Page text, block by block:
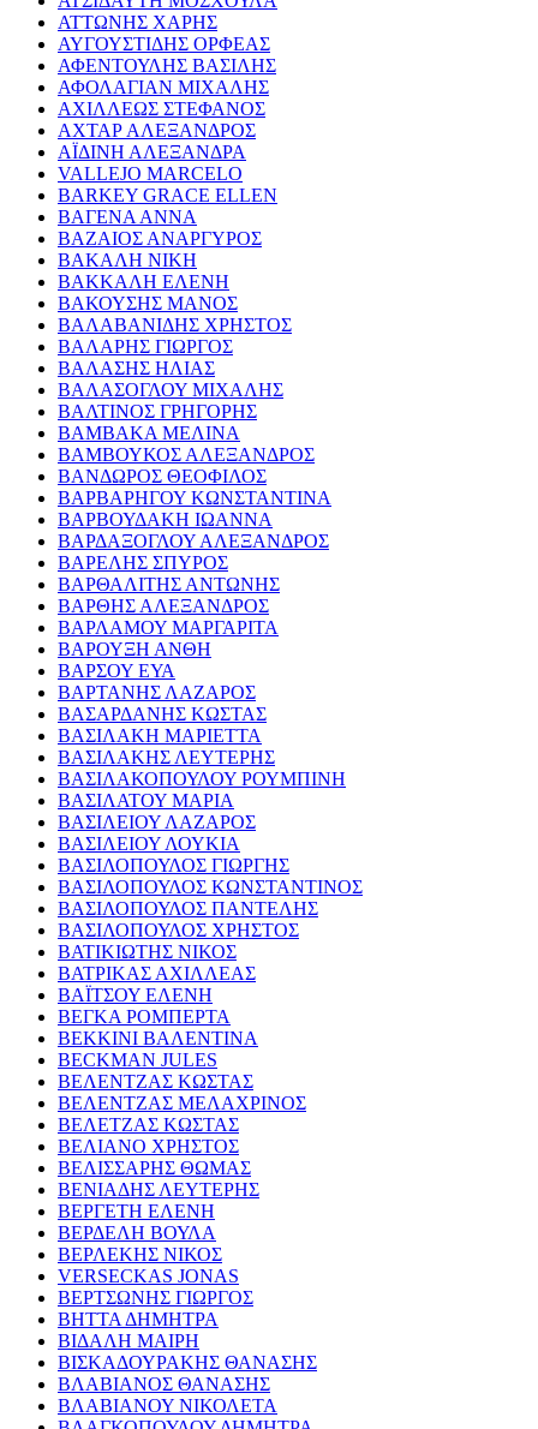
ΑΤΤΩΝΗΣ ΧΑΡΗΣ
ΑΥΓΟΥΣΤΙΔΗΣ ΟΡΦΕΑΣ
ΑΦΕΝΤΟΥΛΗΣ ΒΑΣΙΛΗΣ
ΑΦΟΛΑΓΙΑΝ ΜΙΧΑΛΗΣ
ΑΧΙΛΛΕΩΣ ΣΤΕΦΑΝΟΣ
ΑΧΤΑΡ ΑΛΕΞΑΝΔΡΟΣ
ΑΪΔΙΝΗ ΑΛΕΞΑΝΔΡΑ
VALLEJO MARCELO
BARKEY GRACE ELLEN
ΒΑΓΕΝΑ ΑΝΝΑ
ΒΑΖΑΙΟΣ ΑΝΑΡΓΥΡΟΣ
ΒΑΚΑΛΗ ΝΙΚΗ
ΒΑΚΚΑΛΗ ΕΛΕΝΗ
ΒΑΚΟΥΣΗΣ ΜΑΝΟΣ
ΒΑΛΑΒΑΝΙΔΗΣ ΧΡΗΣΤΟΣ
ΒΑΛΑΡΗΣ ΓΙΩΡΓΟΣ
ΒΑΛΑΣΗΣ ΗΛΙΑΣ
ΒΑΛΑΣΟΓΛΟΥ ΜΙΧΑΛΗΣ
ΒΑΛΤΙΝΟΣ ΓΡΗΓΟΡΗΣ
ΒΑΜΒΑΚΑ ΜΕΛΙΝΑ
ΒΑΜΒΟΥΚΟΣ ΑΛΕΞΑΝΔΡΟΣ
ΒΑΝΔΩΡΟΣ ΘΕΟΦΙΛΟΣ
ΒΑΡΒΑΡΗΓΟΥ ΚΩΝΣΤΑΝΤΙΝΑ
ΒΑΡΒΟΥΔΑΚΗ ΙΩΑΝΝΑ
ΒΑΡΔΑΞΟΓΛΟΥ ΑΛΕΞΑΝΔΡΟΣ
ΒΑΡΕΛΗΣ ΣΠΥΡΟΣ
ΒΑΡΘΑΛΙΤΗΣ ΑΝΤΩΝΗΣ
ΒΑΡΘΗΣ ΑΛΕΞΑΝΔΡΟΣ
ΒΑΡΛΑΜΟΥ ΜΑΡΓΑΡΙΤΑ
ΒΑΡΟΥΞΗ ΑΝΘΗ
ΒΑΡΣΟΥ ΕΥΑ
ΒΑΡΤΑΝΗΣ ΛΑΖΑΡΟΣ
ΒΑΣΑΡΔΑΝΗΣ ΚΩΣΤΑΣ
ΒΑΣΙΛΑΚΗ ΜΑΡΙΕΤΤΑ
ΒΑΣΙΛΑΚΗΣ ΛΕΥΤΕΡΗΣ
ΒΑΣΙΛΑΚΟΠΟΥΛΟΥ ΡΟΥΜΠΙΝΗ
ΒΑΣΙΛΑΤΟΥ ΜΑΡΙΑ
ΒΑΣΙΛΕΙΟΥ ΛΑΖΑΡΟΣ
ΒΑΣΙΛΕΙΟΥ ΛΟΥΚΙΑ
ΒΑΣΙΛΟΠΟΥΛΟΣ ΓΙΩΡΓΗΣ
ΒΑΣΙΛΟΠΟΥΛΟΣ ΚΩΝΣΤΑΝΤΙΝΟΣ
ΒΑΣΙΛΟΠΟΥΛΟΣ ΠΑΝΤΕΛΗΣ
ΒΑΣΙΛΟΠΟΥΛΟΣ ΧΡΗΣΤΟΣ
ΒΑΤΙΚΙΩΤΗΣ ΝΙΚΟΣ
ΒΑΤΡΙΚΑΣ ΑΧΙΛΛΕΑΣ
ΒΑΪΤΣΟΥ ΕΛΕΝΗ
ΒΕΓΚΑ ΡΟΜΠΕΡΤΑ
ΒΕΚΚΙΝΙ ΒΑΛΕΝΤΙΝΑ
BECKMAN JULES
ΒΕΛΕΝΤΖΑΣ ΚΩΣΤΑΣ
ΒΕΛΕΝΤΖΑΣ ΜΕΛΑΧΡΙΝΟΣ
ΒΕΛΕΤΖΑΣ ΚΩΣΤΑΣ
ΒΕΛΙΑΝΟ ΧΡΗΣΤΟΣ
ΒΕΛΙΣΣΑΡΗΣ ΘΩΜΑΣ
ΒΕΝΙΑΔΗΣ ΛΕΥΤΕΡΗΣ
ΒΕΡΓΕΤΗ ΕΛΕΝΗ
ΒΕΡΔΕΛΗ ΒΟΥΛΑ
ΒΕΡΛΕΚΗΣ ΝΙΚΟΣ
VERSECKAS JONAS
ΒΕΡΤΣΩΝΗΣ ΓΙΩΡΓΟΣ
ΒΗΤΤΑ ΔΗΜΗΤΡΑ
ΒΙΔΑΛΗ ΜΑΙΡΗ
ΒΙΣΚΑΔΟΥΡΑΚΗΣ ΘΑΝΑΣΗΣ
ΒΛΑΒΙΑΝΟΣ ΘΑΝΑΣΗΣ
ΒΛΑΒΙΑΝΟΥ ΝΙΚΟΛΕΤΑ